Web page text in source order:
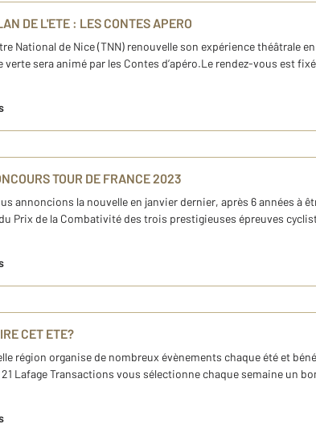
DE L'ETE : LES CONTES APERO
National de Nice (TNN) renouvelle son expérience théâtrale
verte sera animé par les Contes d’apéro.Le rendez-vous est
TOUR DE FRANCE 2023
annoncions la nouvelle en janvier dernier, après 6 années à
Prix de la Combativité des trois prestigieuses épreuves
CET ETE?
région organise de nombreux évènements chaque été et
Lafage Transactions vous sélectionne chaque semaine un